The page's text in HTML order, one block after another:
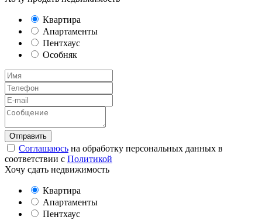
Квартира
Апартаменты
Пентхаус
Особняк
Соглашаюсь на обработку персональных данных в
соответствии с Политикой
Хочу сдать недвижимость
Квартира
Апартаменты
Пентхаус